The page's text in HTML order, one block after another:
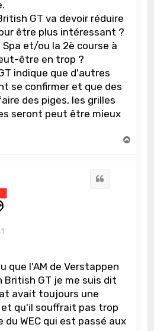
GT va devoir réduire
être plus intéressant ?
et/ou la 2è course à
être en trop ?
indique que d'autres
se confirmer et que des
des piges, les grilles
seront peut être mieux
que l'AM de Verstappen
British GT je me suis dit
avait toujours une
qu'il souffrait pas trop
du WEC qui est passé aux